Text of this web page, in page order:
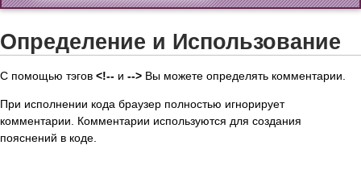
Определение и Использование
С помощью тэгов <!-- и --> Вы можете определять комментарии.
При исполнении кода браузер полностью игнорирует
комментарии. Комментарии используются для создания
пояснений в коде.